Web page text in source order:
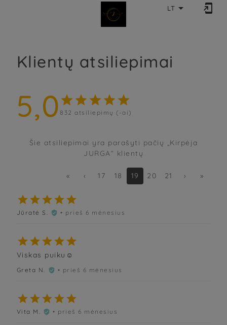
LT  
Klientų atsiliepimai
5,0     
832 atsiliepimų (-ai)
Šie atsiliepimai yra parašyti pačių „Kirpėja
JURGA“ klientų
« ‹ 17 18 19 20 21 › »

Jūratė S.  • prieš 6 mėnesius

Viskas puiku☺️
Greta N.  • prieš 6 mėnesius

Vita M.  • prieš 6 mėnesius